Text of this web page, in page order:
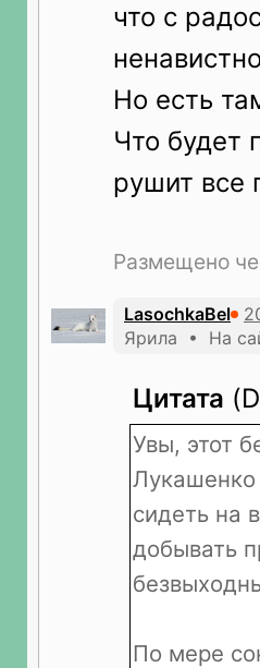
что с
Но есть
Что будет
рушит все
Размещено
LasochkaBel
Ярила • На
Цитата
Увы, этот
Лукашенко
сидеть на
добывать
По мере